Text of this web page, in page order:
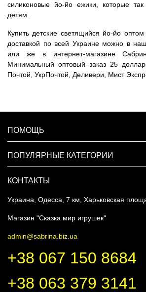
силиконовые йо-йо ежики, которые
детям.
Купить детские светящийся йо-йо
доставкой по всей Украине можно в
или же в интернет-магазине
Минимальный оптовый заказ 25
Почтой, УкрПочтой, Деливери, Мист
ПОМОЩЬ
ПОПУЛЯРНЫЕ КАТЕГОРИИ
КОНТАКТЫ
Украина, Одесса, 7 км, Харьковская
Магазин "Сказка мир игрушек"
admin@sabrina.biz.ua
+38 067 150 8684
+38 063 379 3141